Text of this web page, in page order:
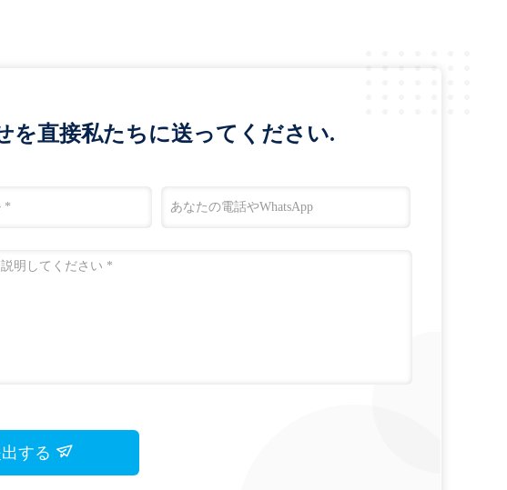
を直接私たちに送ってください.
する